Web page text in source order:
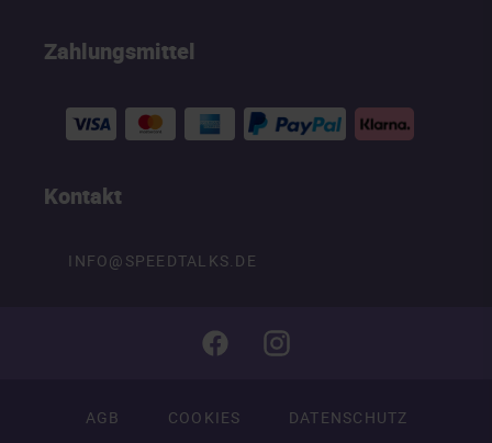
Zahlungsmittel
Kontakt
INFO@SPEEDTALKS.DE
AGB COOKIES DATENSCHUTZ